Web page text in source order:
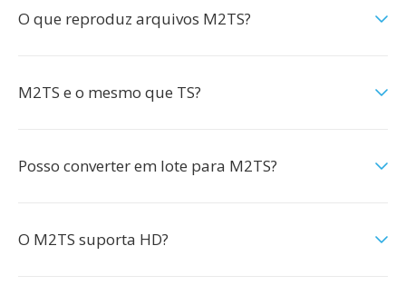
O que reproduz arquivos M2TS?
M2TS e o mesmo que TS?
Posso converter em lote para M2TS?
O M2TS suporta HD?